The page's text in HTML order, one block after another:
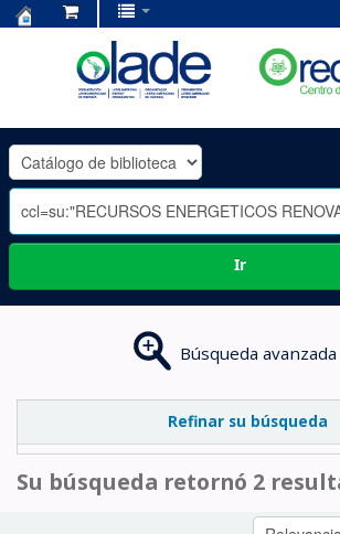
OLADE
-
Ir
Búsqueda avanzada
Refinar su búsqueda
Su búsqueda retornó 2